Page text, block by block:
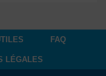
FAQ
LÉGALES